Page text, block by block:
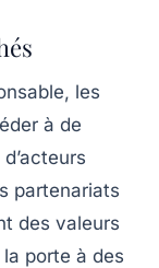
les
à de
partenariats
des valeurs
porte à des